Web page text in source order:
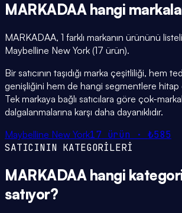
MARKADAAhangi
MARKADAA, 1 farklı markanın ürününü
Maybelline New York (17 ürün).
Bir satıcının taşıdığı marka çeşitliliği, hem
genişliğini hem de hangi segmentlere
Tek markaya bağlı satıcılara göre çok-
dalgalanmalarına karşı daha dayanıklıdır.
Maybelline New York17ürün ·₺585
SATICININ KATEGORİLERİ
MARKADAAhangi
satıyor?